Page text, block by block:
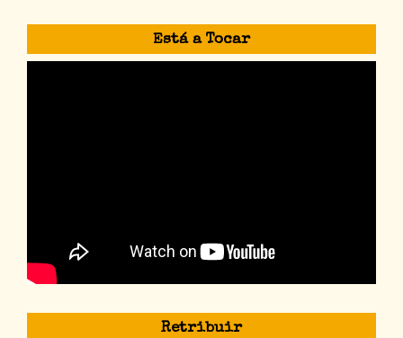
Está a Tocar
Retribuir